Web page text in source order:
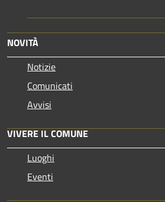
NOVITÀ
Notizie
Comunicati
Avvisi
VIVERE IL COMUNE
Luoghi
Eventi